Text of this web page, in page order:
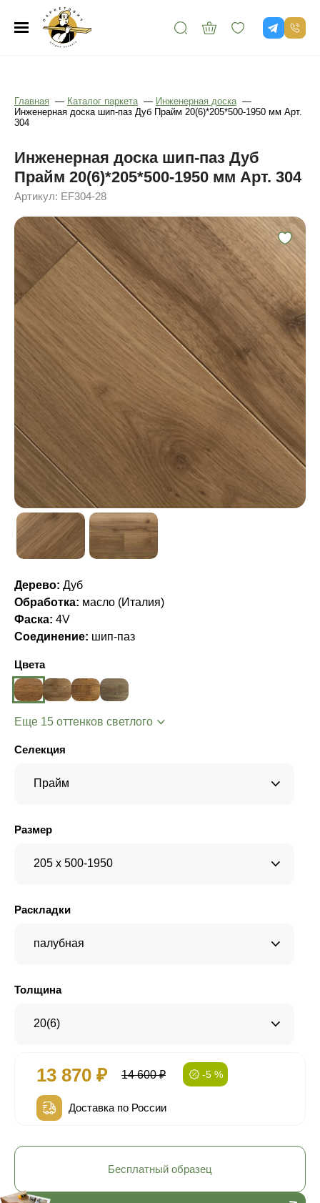
Главная — Каталог паркета — Инженерная доска —
Инженерная доска шип-паз Дуб Прайм 20(6)*205*500-1950 мм Арт.
304
Инженерная доска шип-паз Дуб
Прайм 20(6)*205*500-1950 мм Арт. 304
Артикул: EF304-28
Дерево: Дуб
Обработка: масло (Италия)
Фаска: 4V
Соединение: шип-паз
Цвета
Еще 15 оттенков светлого
Селекция
Прайм
Размер
205 x 500-1950
Раскладки
палубная
Толщина
20(6)
13 870 ₽ 14 600 ₽ -5 %
Доставка по России
Бесплатный образец